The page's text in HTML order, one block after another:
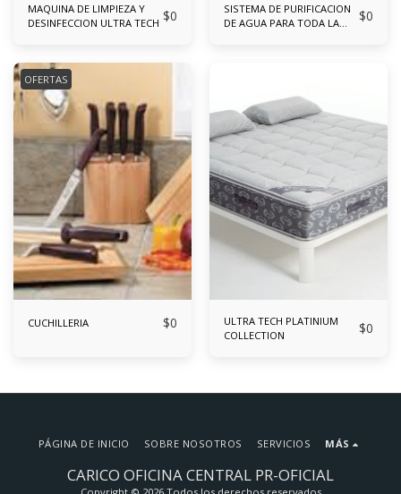
MAQUINA DE LIMPIEZA Y
DESINFECCION ULTRA TECH $0
SISTEMA DE PURIFICACION
DE AGUA PARA TODA LA
$0
OFERTAS
CUCHILLERIA $0
ULTRA TECH PLATINIUM
COLLECTION
$0
CARICO OFICINA CENTRAL PR-OFICIAL
PÁGINA DE INICIO SOBRE NOSOTROS SERVICIOS MÁS